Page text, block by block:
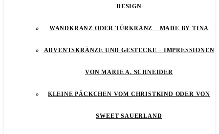
DESIGN
WANDKRANZ ODER TÜRKRANZ – MADE BY TINA
ADVENTSKRÄNZE UND GESTECKE – IMPRESSIONEN
VON MARIE A. SCHNEIDER
KLEINE PÄCKCHEN VOM CHRISTKIND ODER VON
SWEET SAUERLAND